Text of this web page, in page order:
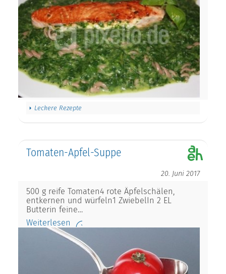
Leckere Rezepte
Tomaten-Apfel-Suppe
20. Juni 2017
500 g reife Tomaten4 rote Äpfelschälen,
entkernen und würfeln1 ZwiebelIn 2 EL
Butterin feine…
Weiterlesen